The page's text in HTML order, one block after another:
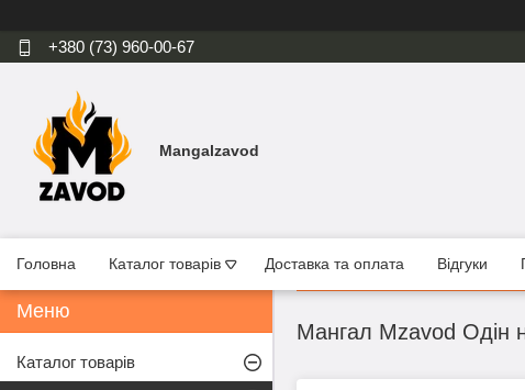
+380 (73) 960-00-67
Mangalzavod
Головна Каталог товарів Доставка та оплата Відгуки
Мангал Mzavod Одін
Каталог товарів